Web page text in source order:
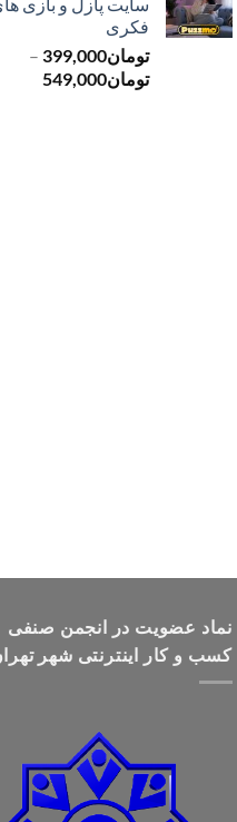
سایت پازل و بازی
فکری
تومان399,000
–
تومان549,000
نماد عضویت در انجمن صنفی
کسب و کار اینترنتی شهر